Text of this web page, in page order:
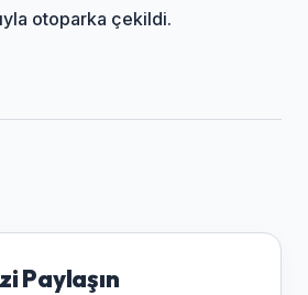
otoparka çekildi.
Paylaşın